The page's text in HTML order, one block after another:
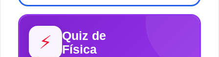
⚡
Quiz de
Física